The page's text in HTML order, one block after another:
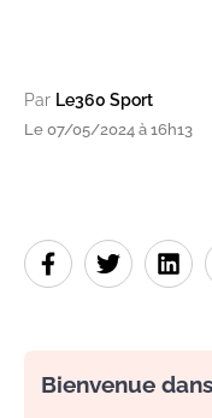
Par Le360 Sport
Le 07/05/2024 à 16h13
Bienvenue